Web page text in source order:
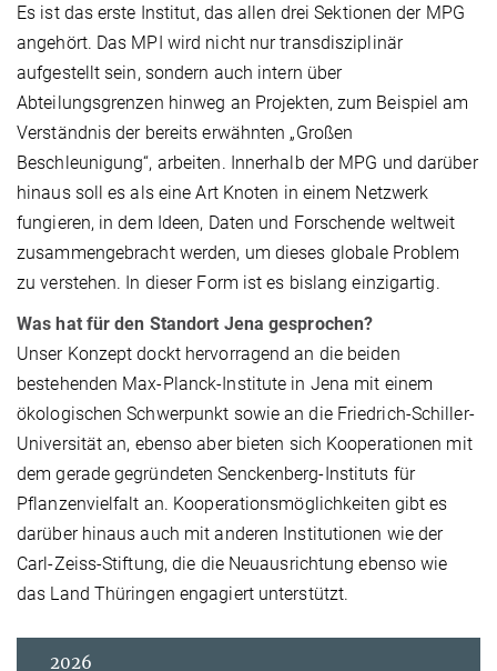
Es ist das erste Institut, das allen drei Sektionen der MPG
angehört. Das MPI wird nicht nur transdisziplinär
aufgestellt sein, sondern auch intern über
Abteilungsgrenzen hinweg an Projekten, zum Beispiel am
Verständnis der bereits erwähnten „Großen
Beschleunigung“, arbeiten. Innerhalb der MPG und darüber
hinaus soll es als eine Art Knoten in einem Netzwerk
fungieren, in dem Ideen, Daten und Forschende weltweit
zusammengebracht werden, um dieses globale Problem
zu verstehen. In dieser Form ist es bislang einzigartig.
Was hat für den Standort Jena gesprochen?
Unser Konzept dockt hervorragend an die beiden
bestehenden Max-Planck-Institute in Jena mit einem
ökologischen Schwerpunkt sowie an die Friedrich-Schiller-
Universität an, ebenso aber bieten sich Kooperationen mit
dem gerade gegründeten Senckenberg-Instituts für
Pflanzenvielfalt an. Kooperationsmöglichkeiten gibt es
darüber hinaus auch mit anderen Institutionen wie der
Carl-Zeiss-Stiftung, die die Neuausrichtung ebenso wie
das Land Thüringen engagiert unterstützt.
2026